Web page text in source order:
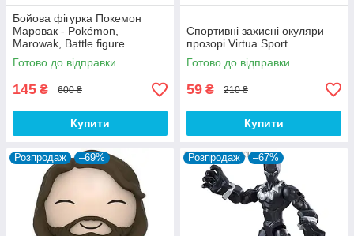
Бойова фігурка Покемон
Маровак - Pokémon,
Marowak, Battle figure
Готово до відправки
145 ₴ 600 ₴
Купити
Спортивні захисні окуляри
прозорі Virtua Sport
Готово до відправки
59 ₴ 210 ₴
Купити
Розпродаж –69% Розпродаж –67%